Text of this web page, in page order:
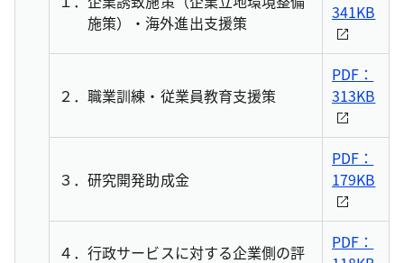
施策）・海外進出支援策
341KB
２．職業訓練・従業員教育支援策
PDF：
313KB
３．研究開発助成金
PDF：
179KB
４．行政サービスに対する企業側の評
PDF：